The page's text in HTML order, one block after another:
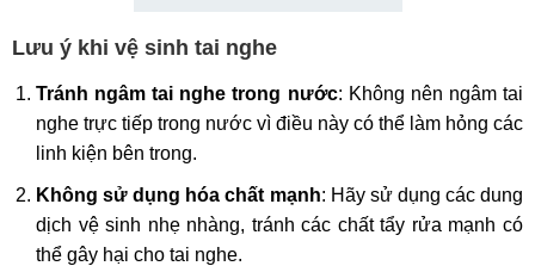
Lưu ý khi vệ sinh tai nghe
Tránh ngâm tai nghe trong nước: Không nên ngâm tai
nghe trực tiếp trong nước vì điều này có thể làm hỏng các
linh kiện bên trong.
Không sử dụng hóa chất mạnh: Hãy sử dụng các dung
dịch vệ sinh nhẹ nhàng, tránh các chất tẩy rửa mạnh có
thể gây hại cho tai nghe.